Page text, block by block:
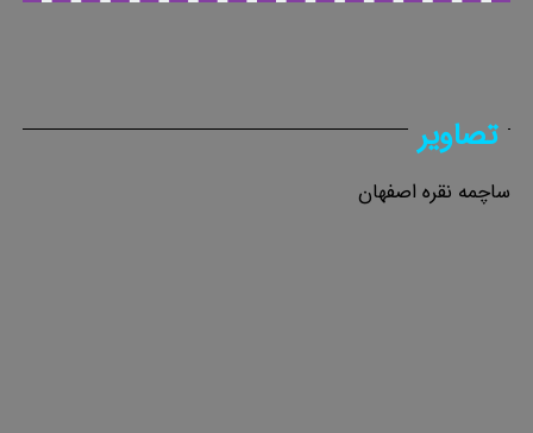
تصاویر
ساچمه نقره اصفهان